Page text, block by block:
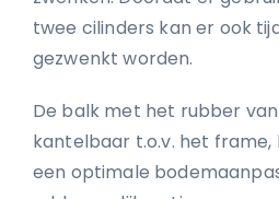
twee cilinders kan er ook
gezwenkt worden.
De balk met het rubber van
kantelbaar t.o.v. het frame,
een optimale